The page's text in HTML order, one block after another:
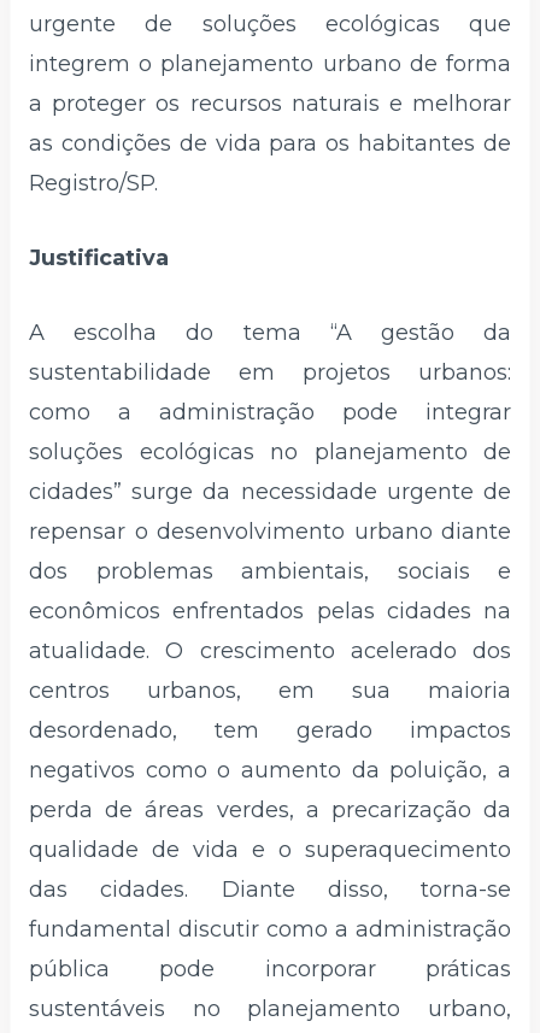
urgente de soluções ecológicas que
integrem o planejamento urbano de forma
a proteger os recursos naturais e melhorar
as condições de vida para os habitantes de
Registro/SP.
Justificativa
A escolha do tema “A gestão da
sustentabilidade em projetos urbanos:
como a administração pode integrar
soluções ecológicas no planejamento de
cidades” surge da necessidade urgente de
repensar o desenvolvimento urbano diante
dos problemas ambientais, sociais e
econômicos enfrentados pelas cidades na
atualidade. O crescimento acelerado dos
centros urbanos, em sua maioria
desordenado, tem gerado impactos
negativos como o aumento da poluição, a
perda de áreas verdes, a precarização da
qualidade de vida e o superaquecimento
das cidades. Diante disso, torna-se
fundamental discutir como a administração
pública pode incorporar práticas
sustentáveis no planejamento urbano,